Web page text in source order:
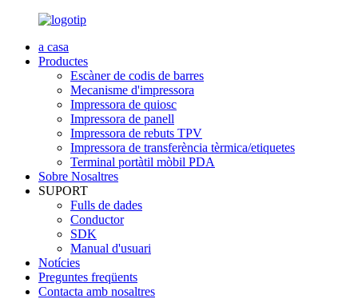
a casa
Productes
Escàner de codis de barres
Mecanisme d'impressora
Impressora de quiosc
Impressora de panell
Impressora de rebuts TPV
Impressora de transferència tèrmica/etiquetes
Terminal portàtil mòbil PDA
Sobre Nosaltres
SUPORT
Fulls de dades
Conductor
SDK
Manual d'usuari
Notícies
Preguntes freqüents
Contacta amb nosaltres